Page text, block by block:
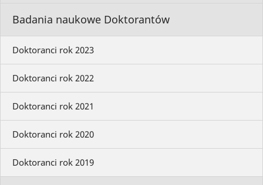
Badania naukowe Doktorantów
Doktoranci rok 2023
Doktoranci rok 2022
Doktoranci rok 2021
Doktoranci rok 2020
Doktoranci rok 2019